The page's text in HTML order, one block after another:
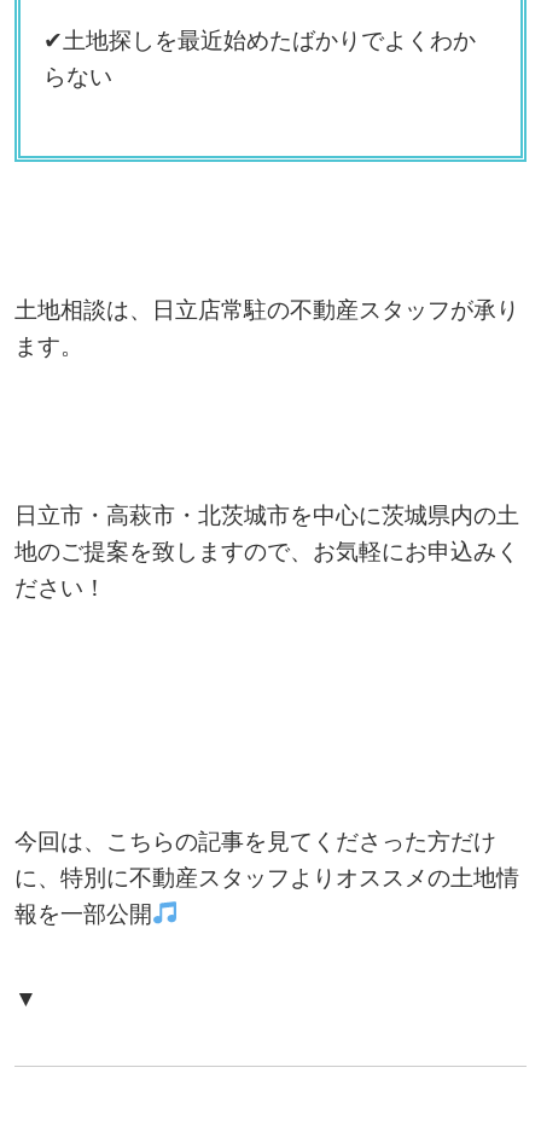
✔土地探しを最近始めたばかりでよくわか
らない
土地相談は、日立店常駐の不動産スタッフが承り
ます。
日立市・高萩市・北茨城市を中心に茨城県内の土
地のご提案を致しますので、お気軽にお申込みく
ださい！
今回は、こちらの記事を見てくださった方だけ
に、特別に不動産スタッフよりオススメの土地情
報を一部公開
▼